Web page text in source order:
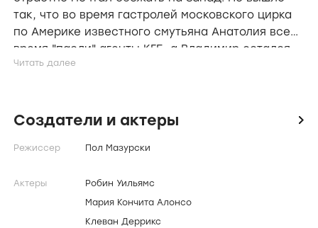
так, что во время гастролей московского цирка
по Америке известного смутьяна Анатолия все
время "пасли" агенты КГБ, а Владимир остался
без "опеки". И наступает момент, когда робкий и
сделать решительный шаг навстречу новой
жизни, большой любви и, конечно же, желанной
свободе...
Создатели и актеры icon
Режиссер Пол Мазурски
Актеры
Робин Уильямс
Мария Кончита Алонсо
Клеван Деррикс